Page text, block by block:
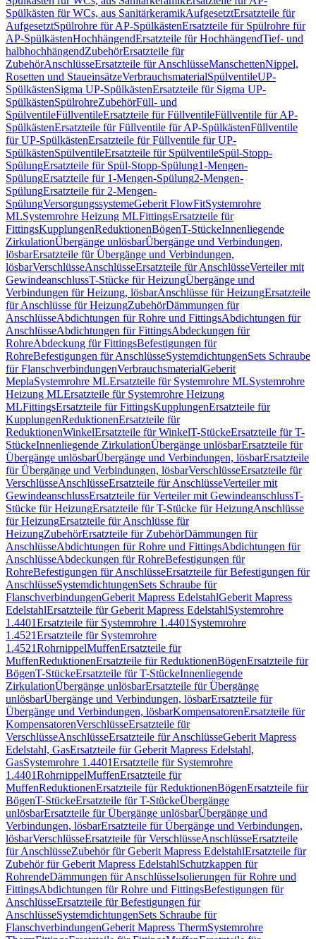
Spülkästen für WCs, aus SanitärkeramikAufgesetztErsatzteile für
AufgesetztSpülrohre für AP-SpülkästenErsatzteile für Spülrohre für
AP-SpülkästenHochhängendErsatzteile für HochhängendTief- und
halbhochhängendZubehörErsatzteile für
ZubehörAnschlüsseErsatzteile für AnschlüsseManschettenNippel,
Rosetten und StaueinsätzeVerbrauchsmaterialSpülventileUP-
SpülkästenSigma UP-SpülkästenErsatzteile für Sigma UP-
SpülkästenSpülrohreZubehörFüll- und
SpülventileFüllventileErsatzteile für FüllventileFüllventile für AP-
SpülkästenErsatzteile für Füllventile für AP-SpülkästenFüllventile
für UP-SpülkästenErsatzteile für Füllventile für UP-
SpülkästenSpülventileErsatzteile für SpülventileSpül-Stopp-
SpülungErsatzteile für Spül-Stopp-Spülung1-Mengen-
SpülungErsatzteile für 1-Mengen-Spülung2-Mengen-
SpülungErsatzteile für 2-Mengen-
SpülungVersorgungssystemeGeberit FlowFitSystemrohre
MLSystemrohre Heizung MLFittingsErsatzteile für
FittingsKupplungenReduktionenBögenT-StückeInnenliegende
ZirkulationÜbergänge unlösbarÜbergänge und Verbindungen,
lösbarErsatzteile für Übergänge und Verbindungen,
lösbarVerschlüsseAnschlüsseErsatzteile für AnschlüsseVerteiler mit
GewindeanschlussT-Stücke für HeizungÜbergänge und
Verbindungen für Heizung, lösbarAnschlüsse für HeizungErsatzteile
für Anschlüsse für HeizungZubehörDämmungen für
AnschlüsseAbdichtungen für Rohre und FittingsAbdichtungen für
AnschlüsseAbdichtungen für FittingsAbdeckungen für
RohreAbdeckung für FittingsBefestigungen für
RohreBefestigungen für AnschlüsseSystemdichtungenSets Schraube
für FlanschverbindungenVerbrauchsmaterialGeberit
MeplaSystemrohre MLErsatzteile für Systemrohre MLSystemrohre
Heizung MLErsatzteile für Systemrohre Heizung
MLFittingsErsatzteile für FittingsKupplungenErsatzteile für
KupplungenReduktionenErsatzteile für
ReduktionenWinkelErsatzteile für WinkelT-StückeErsatzteile für T-
StückeInnenliegende ZirkulationÜbergänge unlösbarErsatzteile für
Übergänge unlösbarÜbergänge und Verbindungen, lösbarErsatzteile
für Übergänge und Verbindungen, lösbarVerschlüsseErsatzteile für
VerschlüsseAnschlüsseErsatzteile für AnschlüsseVerteiler mit
GewindeanschlussErsatzteile für Verteiler mit GewindeanschlussT-
Stücke für HeizungErsatzteile für T-Stücke für HeizungAnschlüsse
für HeizungErsatzteile für Anschlüsse für
HeizungZubehörErsatzteile für ZubehörDämmungen für
AnschlüsseAbdichtungen für Rohre und FittingsAbdichtungen für
AnschlüsseAbdeckungen für RohreBefestigungen für
RohreBefestigungen für AnschlüsseErsatzteile für Befestigungen für
AnschlüsseSystemdichtungenSets Schraube für
FlanschverbindungenGeberit Mapress EdelstahlGeberit Mapress
EdelstahlErsatzteile für Geberit Mapress EdelstahlSystemrohre
1.4401Ersatzteile für Systemrohre 1.4401 Systemrohre
1.4521Ersatzteile für Systemrohre
1.4521RohrnippelMuffenErsatzteile für
MuffenReduktionenErsatzteile für ReduktionenBögenErsatzteile für
BögenT-StückeErsatzteile für T-StückeInnenliegende
ZirkulationÜbergänge unlösbarErsatzteile für Übergänge
unlösbarÜbergänge und Verbindungen, lösbarErsatzteile für
Übergänge und Verbindungen, lösbarKompensatorenErsatzteile für
KompensatorenVerschlüsseErsatzteile für
VerschlüsseAnschlüsseErsatzteile für AnschlüsseGeberit Mapress
Edelstahl, GasErsatzteile für Geberit Mapress Edelstahl,
GasSystemrohre 1.4401Ersatzteile für Systemrohre
1.4401RohrnippelMuffenErsatzteile für
MuffenReduktionenErsatzteile für ReduktionenBögenErsatzteile für
BögenT-StückeErsatzteile für T-StückeÜbergänge
unlösbarErsatzteile für Übergänge unlösbarÜbergänge und
Verbindungen, lösbarErsatzteile für Übergänge und Verbindungen,
lösbarVerschlüsseErsatzteile für VerschlüsseAnschlüsseErsatzteile
für AnschlüsseZubehör für Geberit Mapress EdelstahlErsatzteile für
Zubehör für Geberit Mapress EdelstahlSchutzkappen für
RohrendeDämmungen für AnschlüsseIsolierungen für Rohre und
FittingsAbdichtungen für Rohre und FittingsBefestigungen für
AnschlüsseErsatzteile für Befestigungen für
AnschlüsseSystemdichtungenSets Schraube für
FlanschverbindungenGeberit Mapress ThermSystemrohre